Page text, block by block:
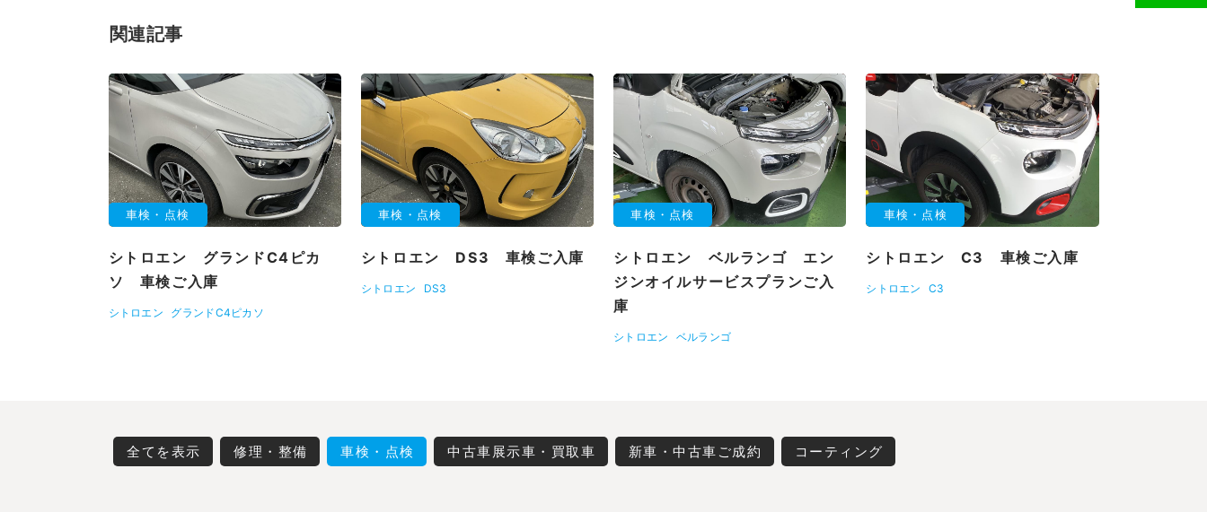
関連記事
車検・点検
シトロエン グランドC4ピカ
ソ 車検ご入庫
シトロエン グランドC4ピカソ
車検・点検
シトロエン DS3 車検ご入庫
シトロエン DS3
車検・点検
シトロエン ベルランゴ エン
ジンオイルサービスプランご入
庫
シトロエン ベルランゴ
車検・点検
シトロエン C3 車検ご入庫
シトロエン C3
全てを表示 修理・整備 車検・点検 中古車展示車・買取車 新車・中古車ご成約 コーティング